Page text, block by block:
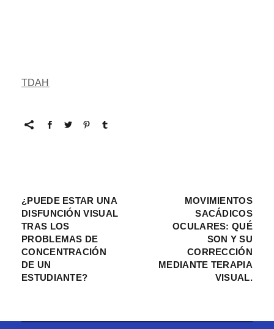
TDAH
¿PUEDE ESTAR UNA
DISFUNCIÓN VISUAL
TRAS LOS
PROBLEMAS DE
CONCENTRACIÓN
DE UN
ESTUDIANTE?
MOVIMIENTOS
SACÁDICOS
OCULARES: QUÉ
SON Y SU
CORRECCIÓN
MEDIANTE TERAPIA
VISUAL.